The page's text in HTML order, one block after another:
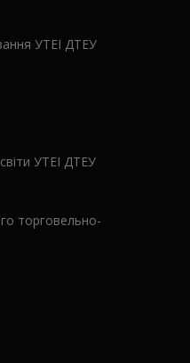
УТЕІ ДТЕУ
УТЕІ ДТЕУ
торговельно-